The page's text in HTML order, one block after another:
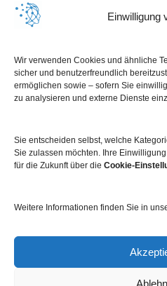
Einwilligung
Wir verwenden Cookies und ähnliche
sicher und benutzerfreundlich
ermöglichen sowie – sofern Sie
zu analysieren und externe Dienste
Sie entscheiden selbst, welche
Sie zulassen möchten. Ihre
für die Zukunft über die Cookie-
Weitere Informationen finden Sie in